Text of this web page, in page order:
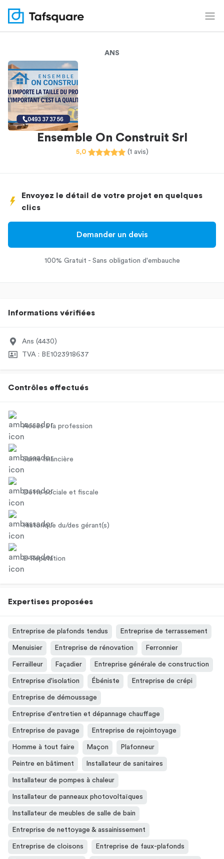
ANS
Ensemble On Construit Srl
5,0 (1 avis)
Envoyez le détail de votre projet en quelques
clics
Demander un devis
100% Gratuit - Sans obligation d'embauche
Informations vérifiées
Ans (4430)
TVA : BE1023918637
Contrôles effectués
Accès à la profession
Santé financière
Dette sociale et fiscale
Historique du/des gérant(s)
E-Réputation
Expertises proposées
Entreprise de plafonds tendus Entreprise de terrassement
Menuisier Entreprise de rénovation Ferronnier
Ferrailleur Façadier Entreprise générale de construction
Entreprise d'isolation Ébéniste Entreprise de crépi
Entreprise de démoussage
Entreprise d'entretien et dépannage chauffage
Entreprise de pavage Entreprise de rejointoyage
Homme à tout faire Maçon Plafonneur
Peintre en bâtiment Installateur de sanitaires
Installateur de pompes à chaleur
Installateur de panneaux photovoltaïques
Installateur de meubles de salle de bain
Entreprise de nettoyage & assainissement
Entreprise de cloisons Entreprise de faux-plafonds